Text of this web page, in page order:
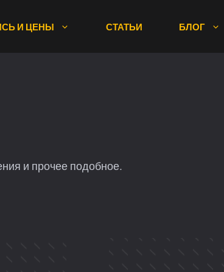
И ЦЕНЫ СТАТЬИ БЛОГ
и прочее подобное.